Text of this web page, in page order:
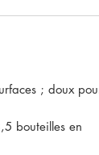
; doux
bouteilles en